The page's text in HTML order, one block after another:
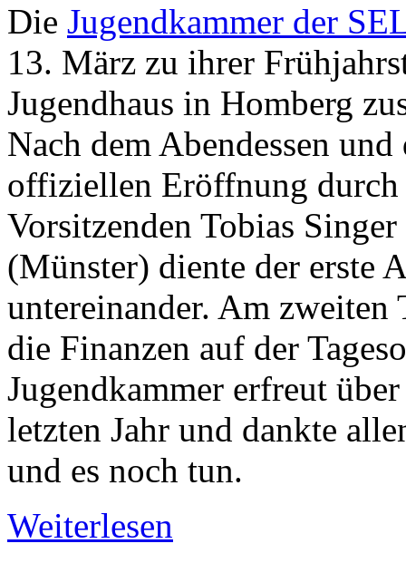
Die Jugendkammer der
13. März zu ihrer
Jugendhaus in Homberg
Nach dem Abendessen und
offiziellen Eröffnung durch
Vorsitzenden Tobias
(Münster) diente der erste
untereinander. Am zweiten
die Finanzen auf der
Jugendkammer erfreut
letzten Jahr und dankte
und es noch tun.
Weiterlesen